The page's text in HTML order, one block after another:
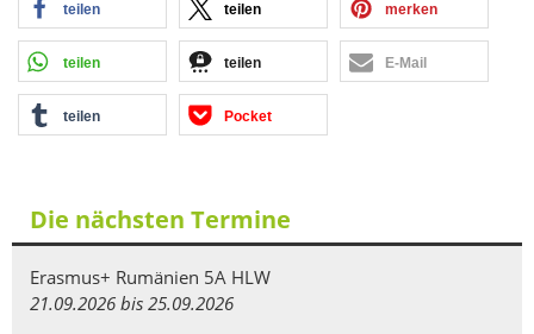
teilen teilen merken
teilen teilen E-Mail
teilen Pocket
Die nächsten Termine
Erasmus+ Rumänien 5A HLW
21.09.2026 bis 25.09.2026